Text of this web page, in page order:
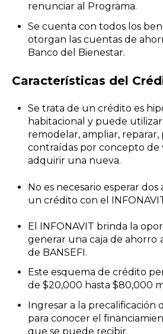
renunciar al Programa.
Se cuenta con todos los
otorgan las cuentas de
Banco del Bienestar.
Características del
Se trata de un crédito es
habitacional y puede
remodelar, ampliar, reparar,
contraídas por concepto de
adquirir una nueva.
No es necesario esperar
un crédito con el
El INFONAVIT brinda la
generar una caja de ahorro
de BANSEFI.
Este esquema de crédito
de $20,000 hasta $80,000
Ingresar a la precalificación
para conocer el
que se puede recibir.